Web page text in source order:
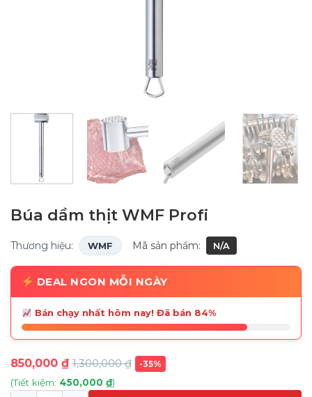
Búa dầm thịt WMF Profi
Thương hiệu: WMF Mã sản phẩm: N/A
DEAL NGON MỖI NGÀY
Bán chạy nhất hôm nay! Đã bán 84%
850,000 ₫ 1,300,000₫ -35%
(Tiết kiệm: 450,000 ₫)